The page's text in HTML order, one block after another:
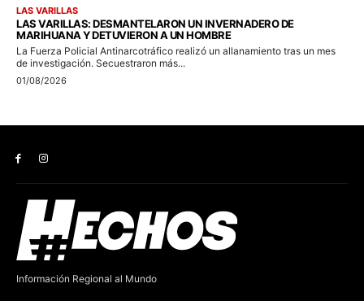
Información Regional al Mundo